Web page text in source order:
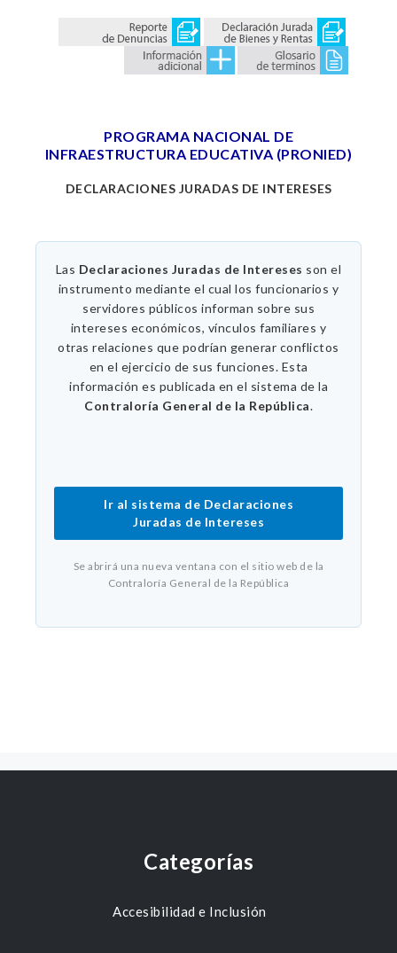
PROGRAMA NACIONAL DE
INFRAESTRUCTURA EDUCATIVA (PRONIED)
DECLARACIONES JURADAS DE INTERESES
Las Declaraciones Juradas de Intereses son el
instrumento mediante el cual los funcionarios y
servidores públicos informan sobre sus
intereses económicos, vínculos familiares y
otras relaciones que podrían generar conflictos
en el ejercicio de sus funciones. Esta
información es publicada en el sistema de la
Contraloría General de la República.
Ir al sistema de Declaraciones
Juradas de Intereses
Se abrirá una nueva ventana con el sitio web de la
Contraloría General de la República
Categorías
Accesibilidad e Inclusión